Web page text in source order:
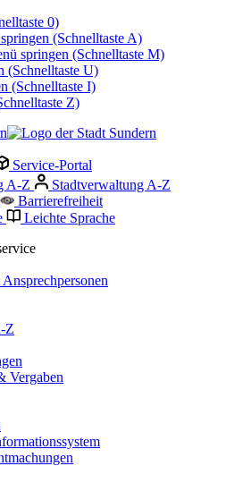
0)
(Schnelltaste A)
springen (Schnelltaste M)
(Schnelltaste U)
(Schnelltaste I)
Z)
Service-Portal
A-Z
Stadtverwaltung A-Z
Barrierefreiheit
Leichte Sprache
Z
Vergaben